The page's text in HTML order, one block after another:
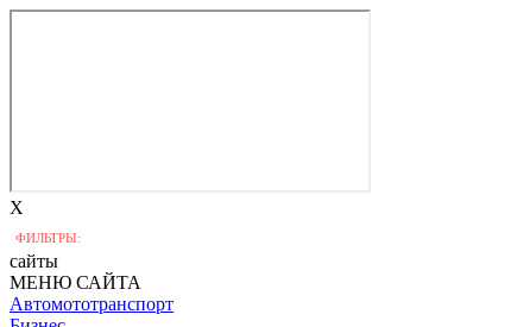
X
ФИЛЬТРЫ:
сайты
МЕНЮ САЙТА
Автомототранспорт